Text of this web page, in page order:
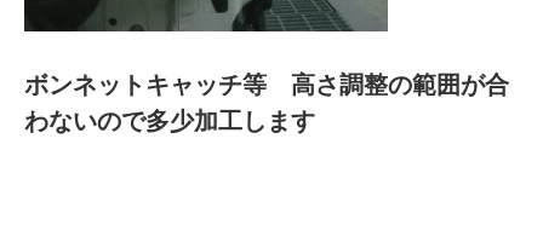
ボンネットキャッチ等 高さ調整の範囲が合
わないので多少加工します